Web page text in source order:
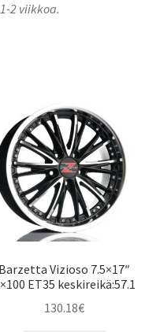
2 viikkoa.
Barzetta Vizioso 7.5×17″
ET35 keskireikä:57.1
130.18€